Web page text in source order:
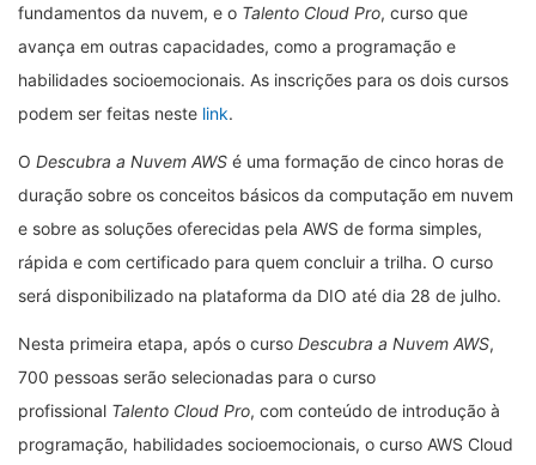
fundamentos da nuvem, e o Talento Cloud Pro, curso que
avança em outras capacidades, como a programação e
habilidades socioemocionais. As inscrições para os dois cursos
podem ser feitas neste link.
O Descubra a Nuvem AWS é uma formação de cinco horas de
duração sobre os conceitos básicos da computação em nuvem
e sobre as soluções oferecidas pela AWS de forma simples,
rápida e com certificado para quem concluir a trilha. O curso
será disponibilizado na plataforma da DIO até dia 28 de julho.
Nesta primeira etapa, após o curso Descubra a Nuvem AWS,
700 pessoas serão selecionadas para o curso
profissional Talento Cloud Pro, com conteúdo de introdução à
programação, habilidades socioemocionais, o curso AWS Cloud